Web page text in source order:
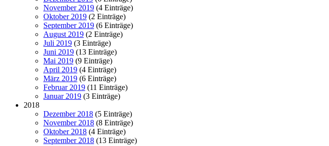
November 2019 (4 Einträge)
Oktober 2019 (2 Einträge)
September 2019 (6 Einträge)
August 2019 (2 Einträge)
Juli 2019 (3 Einträge)
Juni 2019 (13 Einträge)
Mai 2019 (9 Einträge)
April 2019 (4 Einträge)
März 2019 (6 Einträge)
Februar 2019 (11 Einträge)
Januar 2019 (3 Einträge)
2018
Dezember 2018 (5 Einträge)
November 2018 (8 Einträge)
Oktober 2018 (4 Einträge)
September 2018 (13 Einträge)